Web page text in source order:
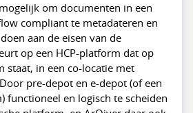
om documenten in een
compliant te metadateren en
aan de eisen van de
op een HCP-platform dat op
staat, in een co-locatie met
pre-depot en e-depot (of een
functioneel en logisch te scheiden